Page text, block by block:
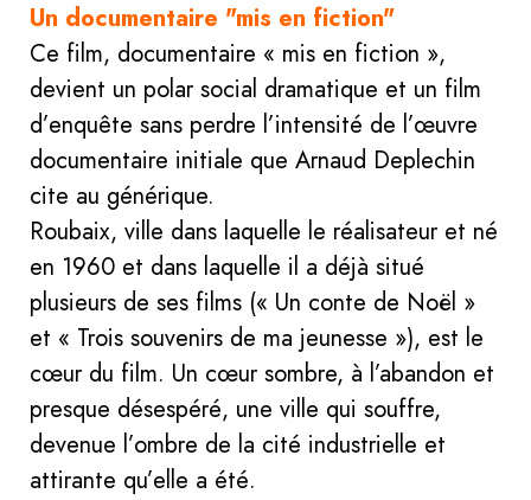
Un documentaire "mis en fiction"
Ce film, documentaire « mis en fiction »,
devient un polar social dramatique et un film
d’enquête sans perdre l’intensité de l’œuvre
documentaire initiale que Arnaud Deplechin
cite au générique.
Roubaix, ville dans laquelle le réalisateur et né
en 1960 et dans laquelle il a déjà situé
plusieurs de ses films (« Un conte de Noël »
et « Trois souvenirs de ma jeunesse »), est le
cœur du film. Un cœur sombre, à l’abandon et
presque désespéré, une ville qui souffre,
devenue l’ombre de la cité industrielle et
attirante qu’elle a été.